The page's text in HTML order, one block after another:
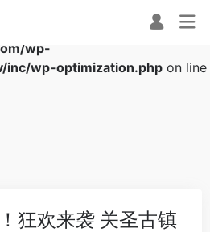
in
wp-
inc/wp-optimization.php on line
狂欢来袭 关圣古镇